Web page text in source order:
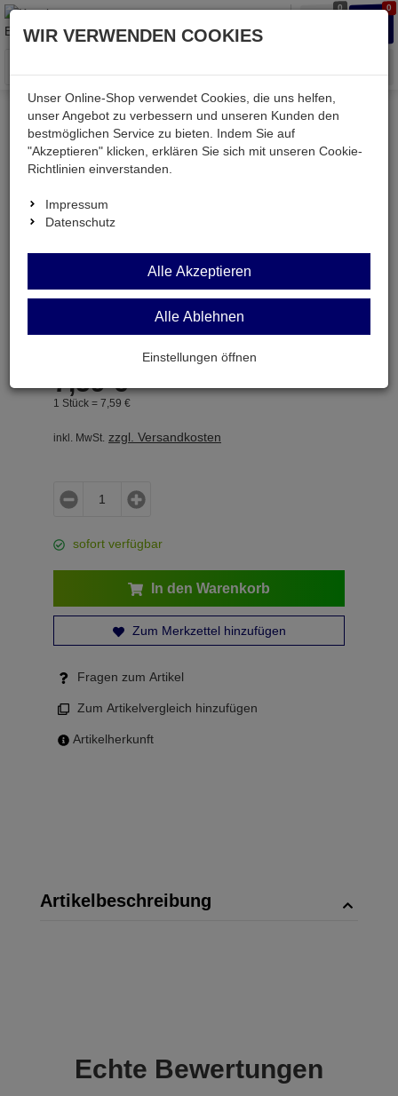
0 0
Menü
Weiter einkaufen Kessler electronic
Werkstatt
WIHA323-3,0
WIHA323-3,0
Sechskant-Schraubendreher 3,0mm
7,59 €
1 Stück = 7, 59 €
inkl. MwSt. zzgl. Versandkosten
sofort verfügbar
In den Warenkorb
Zum Merkzettel hinzufügen
Fragen zum Artikel
Zum Artikelvergleich hinzufügen
Artikelherkunft
Artikelbeschreibung
Echte Bewertungen
WIR VERWENDEN COOKIES
Unser Online-Shop verwendet Cookies, die uns helfen,
unser Angebot zu verbessern und unseren Kunden den
bestmöglichen Service zu bieten. Indem Sie auf
"Akzeptieren" klicken, erklären Sie sich mit unseren Cookie-
Richtlinien einverstanden.
Impressum
Datenschutz
Alle Akzeptieren
Alle Ablehnen
Einstellungen öffnen